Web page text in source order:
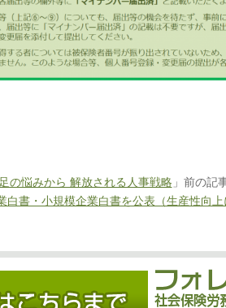
の悩みから 解放される人事戦略」前の
白書・小規模企業白書を公表（生産性向